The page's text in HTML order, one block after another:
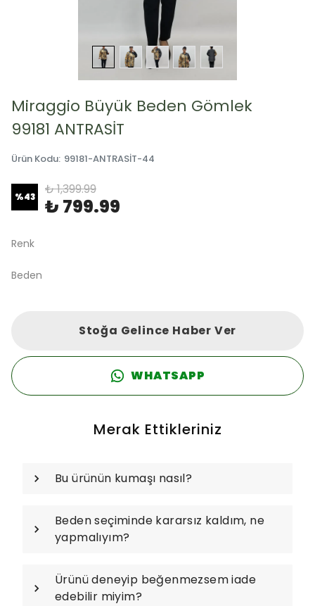
Miraggio Büyük Beden Gömlek
99181 ANTRASİT
Ürün Kodu: 99181-ANTRASİT-44
%43 ₺ 1,399.99
₺ 799.99
Renk
Beden
Stoğa Gelince Haber Ver
WHATSAPP
Merak Ettikleriniz
Bu ürünün kumaşı nasıl?
Beden seçiminde kararsız kaldım, ne
yapmalıyım?
Ürünü deneyip beğenmezsem iade
edebilir miyim?